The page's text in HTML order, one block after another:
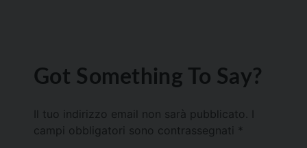
Got Something To Say?
Il tuo indirizzo email non sarà pubblicato.
campi obbligatori sono contrassegnati *